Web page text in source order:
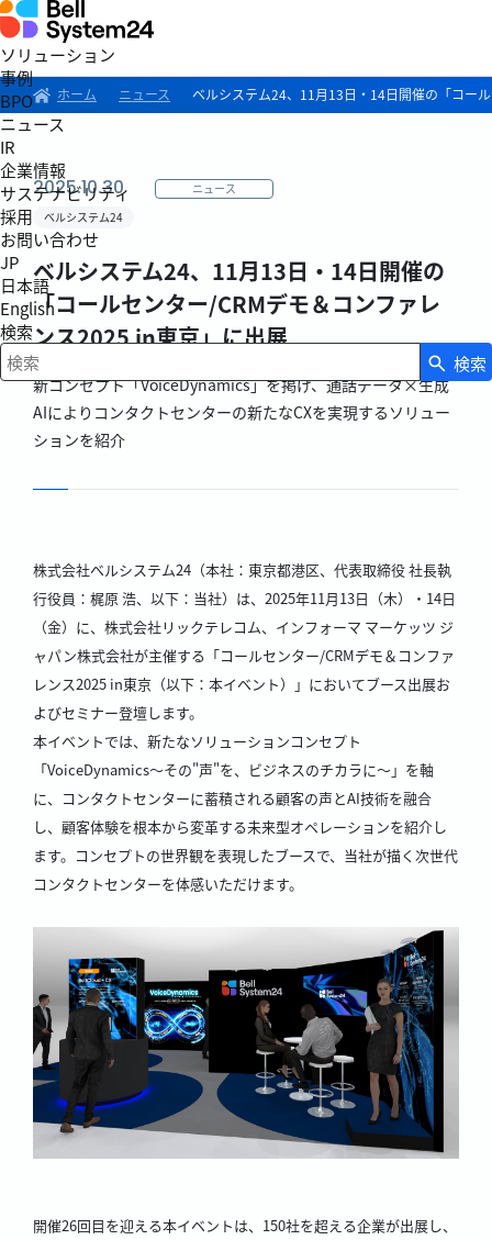
ソリューション
事例
BPO
ニュース
IR
企業情報
サステナビリティ
採用
お問い合わせ
JP
日本語
English
検索
検索キーワード入力
検索
ホーム ニュース ベルシステム24、11月13日・14日開催の「コー
2025.10.30
ニュース
ベルシステム24
ベルシステム24、11月13日・14日開催の
「コールセンター/CRMデモ＆コンファレ
ンス2025 in東京」に出展
新コンセプト「VoiceDynamics」を掲げ、通話データ×生成
AIによりコンタクトセンターの新たなCXを実現するソリュー
ションを紹介
株式会社ベルシステム24（本社：東京都港区、代表取締役 社長執
行役員：梶原 浩、以下：当社）は、2025年11月13日（木）・14日
（金）に、株式会社リックテレコム、インフォーマ マーケッツ ジ
ャパン株式会社が主催する「コールセンター/CRMデモ＆コンファ
レンス2025 in東京（以下：本イベント）」においてブース出展お
よびセミナー登壇します。
本イベントでは、新たなソリューションコンセプト
「VoiceDynamics～その"声"を、ビジネスのチカラに～」を軸
に、コンタクトセンターに蓄積される顧客の声とAI技術を融合
し、顧客体験を根本から変革する未来型オペレーションを紹介し
ます。コンセプトの世界観を表現したブースで、当社が描く次世代
コンタクトセンターを体感いただけます。
開催26回目を迎える本イベントは、150社を超える企業が出展し、